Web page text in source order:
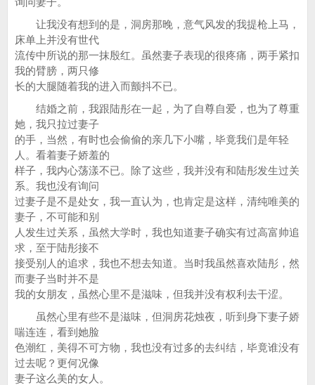
让我没有想到的是，洞房那晚，意气风发的我提枪上马，
床单上并没有世代
流传中所说的那一抹殷红。虽然妻子表现的很疼痛，两手紧扣
我的臂膀，两只修
长的大腿随着我的进入而颤抖不已。
结婚之前，我跟陆彤在一起，为了自尊自爱，也为了尊重
她，我只拉过妻子
的手，当然，有时也会偷偷的亲几下小嘴，毕竟我们是年轻
人。看着妻子娇羞的
样子，我内心荡漾不已。除了这些，我并没有和陆彤发生过关
系。我也没有询问
过妻子是不是处女，我一直认为，也肯定是这样，清纯唯美的
妻子，不可能和别
人发生过关系，虽然大学时，我也知道妻子确实有过高富帅追
求，至于陆彤接不
接受别人的追求，我也不想去知道。当时我虽然喜欢陆彤，然
而妻子当时并不是
我的女朋友，虽然心里不是滋味，但我并没有权利去干涩。
虽然心里有些不是滋味，但洞房花烛夜，听到身下妻子娇
喘连连，看到她脸
色潮红，美得不可方物，我也没有过多的去纠结，毕竟谁没有
过去呢？更何况像
妻子这么美的女人。